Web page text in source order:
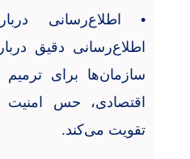
•
اطلاع‌رسانی
اطلاع‌رسانی دقیق
سازمان‌ها برای
اقتصادی، حس امنیت
تقویت می‌کند.